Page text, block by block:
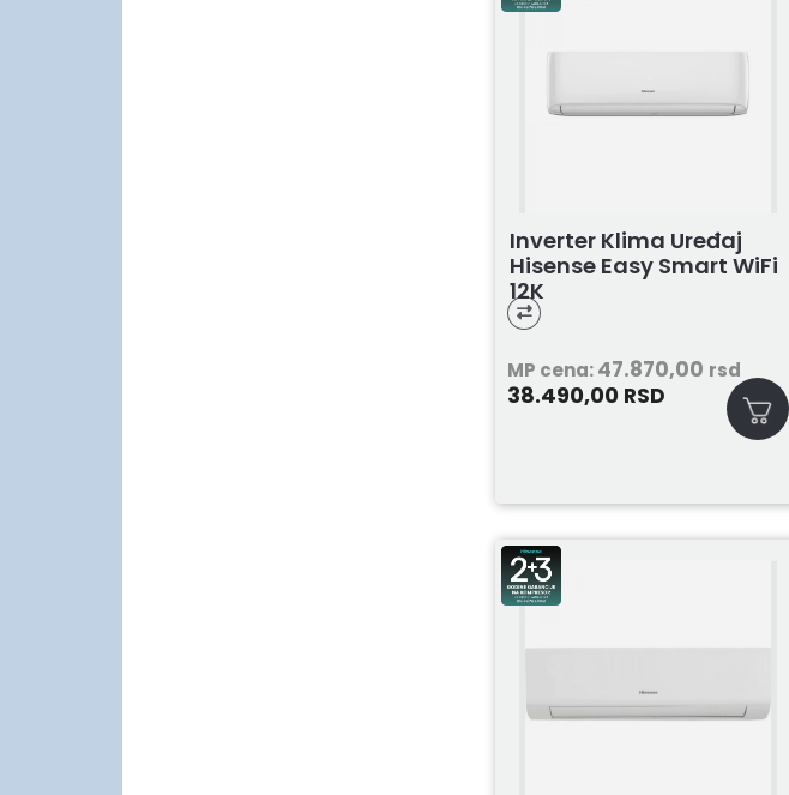
Inverter Klima Uređaj
Hisense Easy Smart WiFi
12K
MP cena:47.870,00 rsd
38.490,00 RSD